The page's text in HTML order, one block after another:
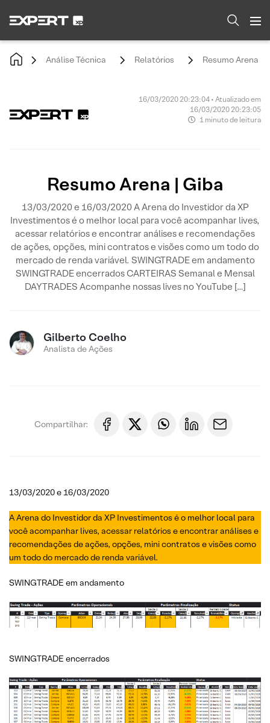
Análise Técnica Relatórios Resumo Arena |
16/03/2020 20:23:04 • Atualizado em
16/03/2020 20:23:05
1 minuto de leitura
Resumo Arena | Giba
13/03/2020 e 16/03/2020 A Arena do Investidor da XP
Investimentos é o melhor local para você acompanhar lives,
acessar relatórios e encontrar análises e recomendações
de ações, opções, mini contratos e visões como um todo do
mercado de renda variável. SWINGTRADE em andamento
SWINGTRADE encerrados CARTEIRAS Semanal e Mensal
DAYTRADES Acompanhe nossas lives no YouTube […]
Gilberto Coelho
Analista de Ações
Compartilhar:
13/03/2020 e 16/03/2020
A Arena do Investidor da XP Investimentos é o melhor local para
você acompanhar lives, acessar relatórios e encontrar análises e
recomendações de ações, opções, mini contratos e visões como
um todo do mercado de renda variável.
SWINGTRADE em andamento
SWINGTRADE encerrados